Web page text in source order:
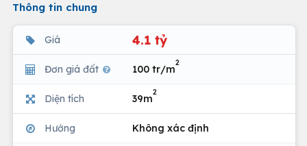
Thông tin chung
Giá 4.1 tỷ
Đơn giá đất 100 tr/m
2
Diện tích 39m
2
Hướng Không xác định